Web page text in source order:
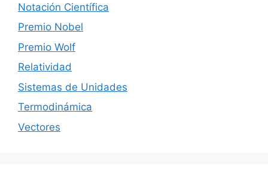
Notación Científica
Premio Nobel
Premio Wolf
Relatividad
Sistemas de Unidades
Termodinámica
Vectores